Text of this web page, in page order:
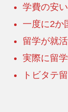
学費の安
一度に2か
留学が就
実際に留
トビタテ